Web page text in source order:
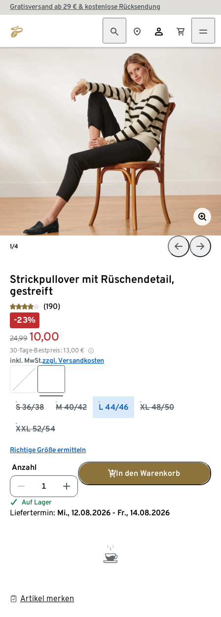
Gratisversand ab 29 € & kostenlose Rücksendung
Strickpullover mit Rüschendetail,
gestreift
(190)
-23%
24,99 10,00
30-Tage-Bestpreis: 13,00 €
inkl. MwSt.zzgl. Versandkosten
S 36/38 M 40/42 L 44/46 XL 48/50
XXL 52/54
Richtige Größe ermitteln
Anzahl
In den Warenkorb
Auf Lager
Liefertermin: Mi., 12.08.2026 - Fr., 14.08.2026
Artikel merken
1/4